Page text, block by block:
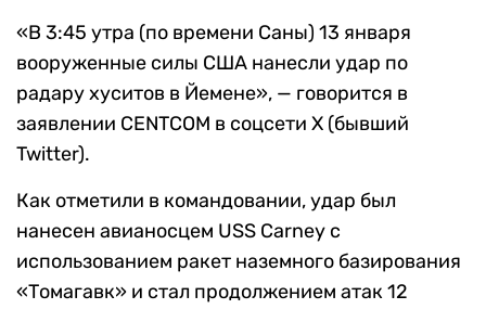
«В 3:45 утра (по времени Саны) 13 января
вооруженные силы США нанесли удар по
радару хуситов в Йемене», — говорится в
заявлении CENTCOM в соцсети X (бывший
Twitter).
Как отметили в командовании, удар был
нанесен авианосцем USS Carney с
использованием ракет наземного базирования
«Томагавк» и стал продолжением атак 12